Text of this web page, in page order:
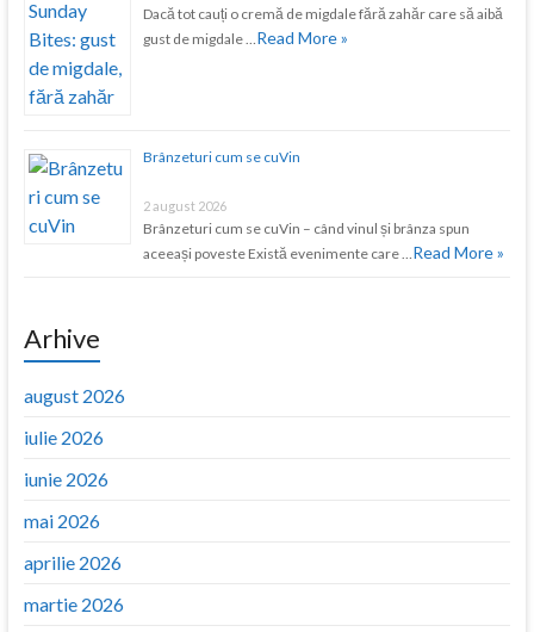
Dacă tot cauți o cremă de migdale fără zahăr care să aibă
gust de migdale … Read More »
Brânzeturi cum se cuVin
2 august 2026
Brânzeturi cum se cuVin – când vinul și brânza spun
aceeași poveste Există evenimente care … Read More »
Arhive
august 2026
iulie 2026
iunie 2026
mai 2026
aprilie 2026
martie 2026